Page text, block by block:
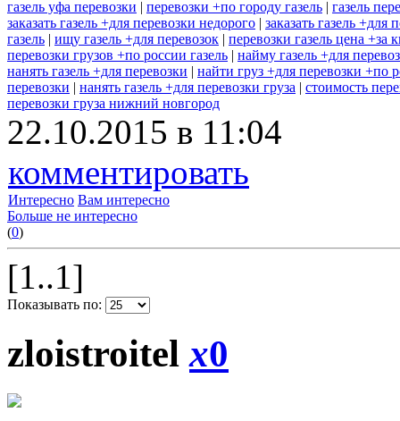
газель уфа перевозки | перевозки +по городу газель | газель
заказать газель +для перевозки недорого | заказать газель +для
газель | ищу газель +для перевозок | перевозки газель цена +за
перевозки грузов +по россии газель | найму газель +для
нанять газель +для перевозки | найти груз +для перевозки +по
перевозки | нанять газель +для перевозки груза | стоимость
перевозки груза нижний новгород
22.10.2015 в 11:04
комментировать
Интересно Вам интересно
Больше не интересно
(0)
[1..1]
Показывать по:
zloistroitelx0